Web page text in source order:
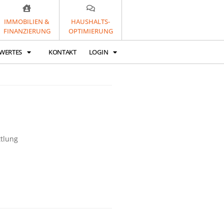
IMMOBILIEN &
FINANZIERUNG
HAUSHALTS-
OPTIMIERUNG
KONTAKT LOGIN